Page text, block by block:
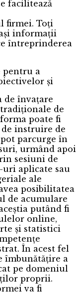
facilitează
firmei. Toți
informații
întreprinderea
pentru a
și
de învațare
de
poate fi
instruire de
parcurge în
urmând apoi
sesiuni de
aplicate sau
ale
posibilitatea
de acumulare
putând fi
online,
și statistici
În acest fel
îmbunătățire a
pe domeniul
proprii.
va fi